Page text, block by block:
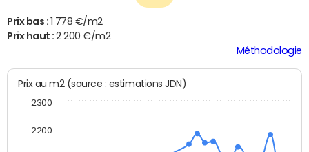
Prix bas : 1 778 €/m2
Prix haut :2 200 €/m2
Méthodologie
Prix au m2 (source : estimations JDN)
2200
2300